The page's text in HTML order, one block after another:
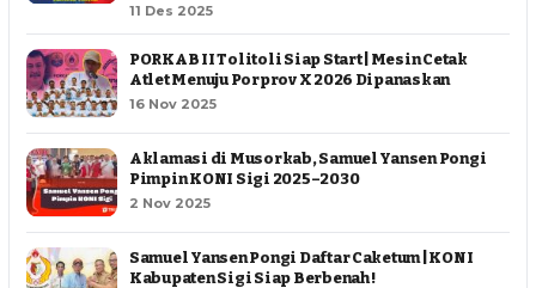
11 Des 2025
PORKAB II Tolitoli Siap Start | Mesin Cetak
Atlet Menuju Porprov X 2026 Dipanaskan
16 Nov 2025
Aklamasi di Musorkab, Samuel Yansen Pongi
Pimpin KONI Sigi 2025–2030
2 Nov 2025
Samuel Yansen Pongi Daftar Caketum | KONI
Kabupaten Sigi Siap Berbenah !